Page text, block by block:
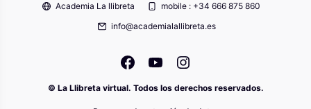
Academia La llibreta
mobile : +34 666 875 860
info@academialallibreta.es
© La Llibreta virtual. Todos los derechos reservados.